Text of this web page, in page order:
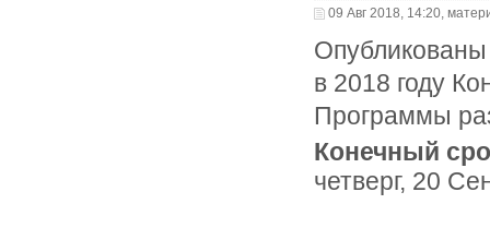
09 Авг 2018, 14:20,
в 2018 году
Программы
Конечный
четверг, 20